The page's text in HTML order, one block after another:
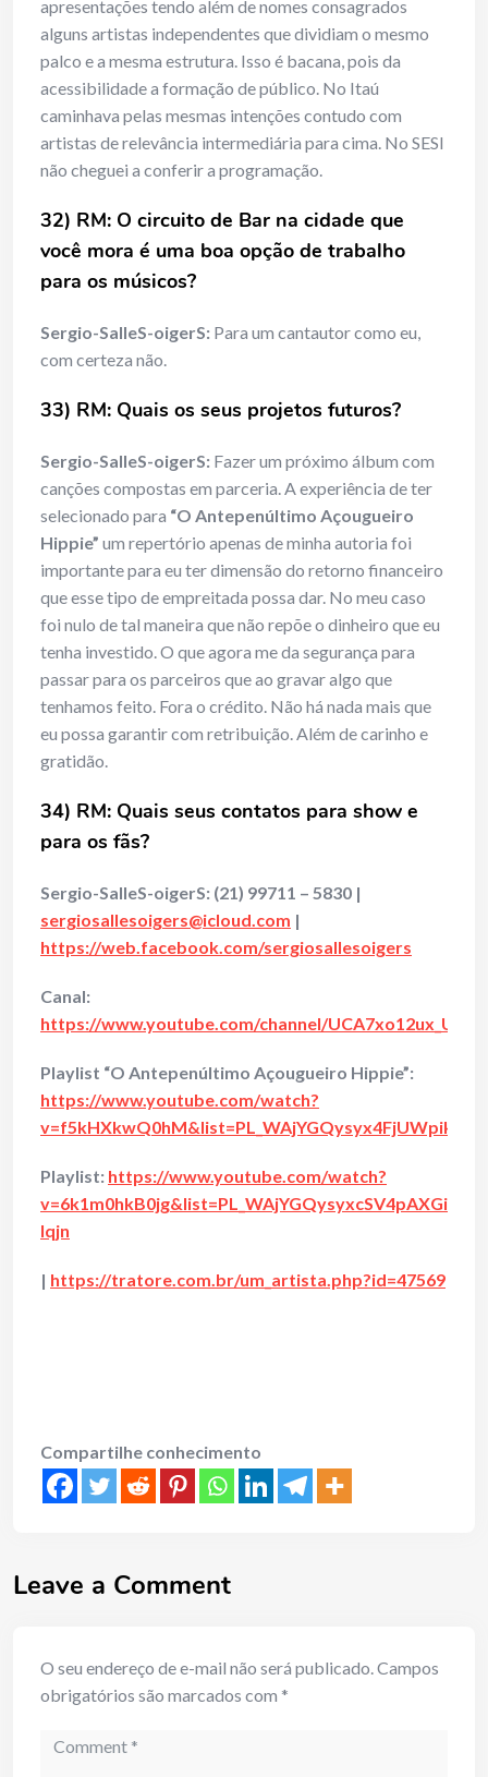
apresentações tendo além de nomes consagrados
alguns artistas independentes que dividiam o mesmo
palco e a mesma estrutura. Isso é bacana, pois da
acessibilidade a formação de público. No Itaú
caminhava pelas mesmas intenções contudo com
artistas de relevância intermediária para cima. No SESI
não cheguei a conferir a programação.
32) RM: O circuito de Bar na cidade que
você mora é uma boa opção de trabalho
para os músicos?
Sergio-SalleS-oigerS: Para um cantautor como eu,
com certeza não.
33) RM: Quais os seus projetos futuros?
Sergio-SalleS-oigerS: Fazer um próximo álbum com
canções compostas em parceria. A experiência de ter
selecionado para “O Antepenúltimo Açougueiro
Hippie” um repertório apenas de minha autoria foi
importante para eu ter dimensão do retorno financeiro
que esse tipo de empreitada possa dar. No meu caso
foi nulo de tal maneira que não repõe o dinheiro que eu
tenha investido. O que agora me da segurança para
passar para os parceiros que ao gravar algo que
tenhamos feito. Fora o crédito. Não há nada mais que
eu possa garantir com retribuição. Além de carinho e
gratidão.
34) RM: Quais seus contatos para show e
para os fãs?
Sergio-SalleS-oigerS: (21) 99711 – 5830 |
sergiosallesoigers@icloud.com |
https://web.facebook.com/sergiosallesoigers
Canal:
https://www.youtube.com/channel/
Playlist “O Antepenúltimo Açougueiro Hippie”:
https://www.youtube.com/watch?
Playlist: https://www.youtube.com/watch?
Iqjn
| https://tratore.com.br/um_artista.php?id=47569
Compartilhe conhecimento
Leave a Comment
O seu endereço de e-mail não será publicado.Campos
obrigatórios são marcados com *
Comment